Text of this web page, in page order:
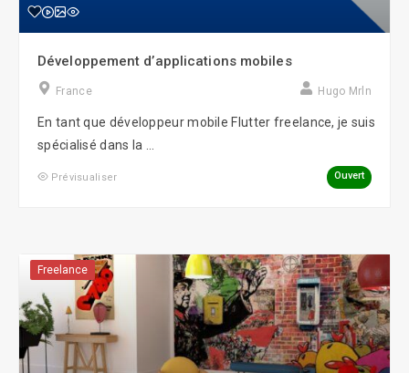
Développement d’applications mobiles
France Hugo Mrln
En tant que développeur mobile Flutter freelance, je suis
spécialisé dans la ...
Prévisualiser Ouvert
Freelance